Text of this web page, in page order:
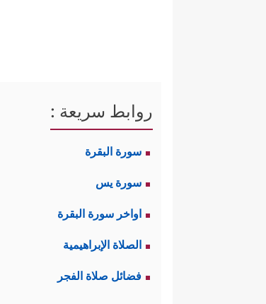
روابط سريعة :
سورة البقرة
سورة يس
اواخر سورة البقرة
الصلاة الإبراهيمية
فضائل صلاة الفجر